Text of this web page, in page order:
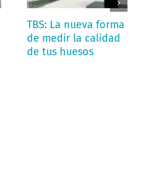
TBS: La nueva forma
de medir la calidad
de tus huesos